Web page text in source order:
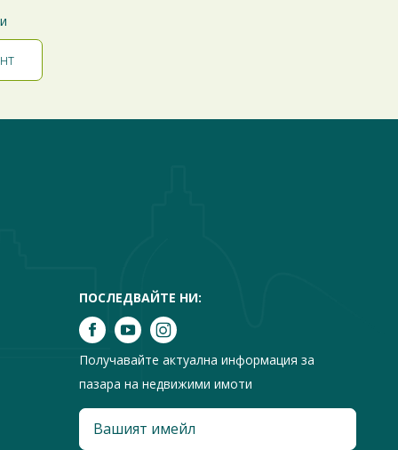
ПОСЛЕДВАЙТЕ НИ:
Получавайте актуална информация за
пазара на недвижими имоти